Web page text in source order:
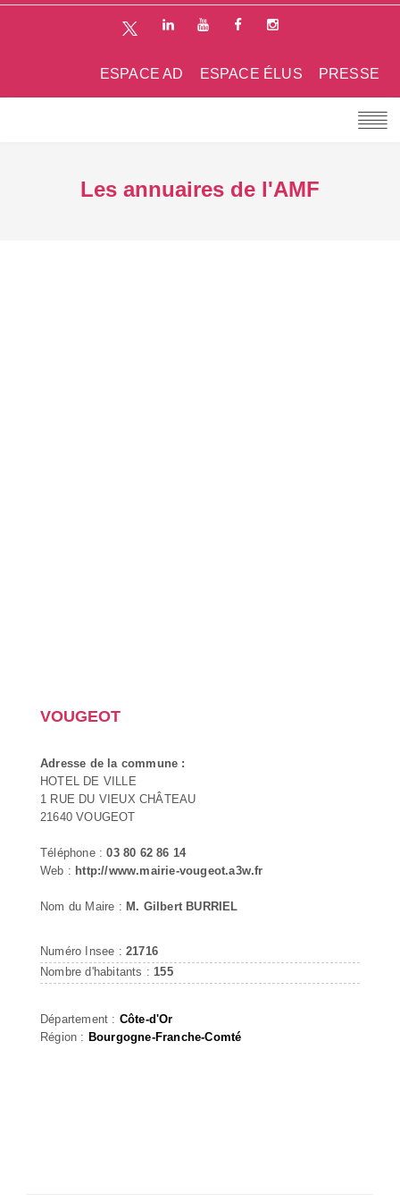
PRESSE
ESPACE ÉLUS
ESPACE AD
Les annuaires de l'AMF
VOUGEOT
Adresse de la commune :
HOTEL DE VILLE
1 RUE DU VIEUX CHÂTEAU
21640 VOUGEOT
Téléphone :03 80 62 86 14
Web : http://www.mairie-vougeot.a3w.fr
Nom du Maire : M. Gilbert BURRIEL
Numéro Insee : 21716
Nombre d'habitants : 155
Département : Côte-d'Or
Région : Bourgogne-Franche-Comté